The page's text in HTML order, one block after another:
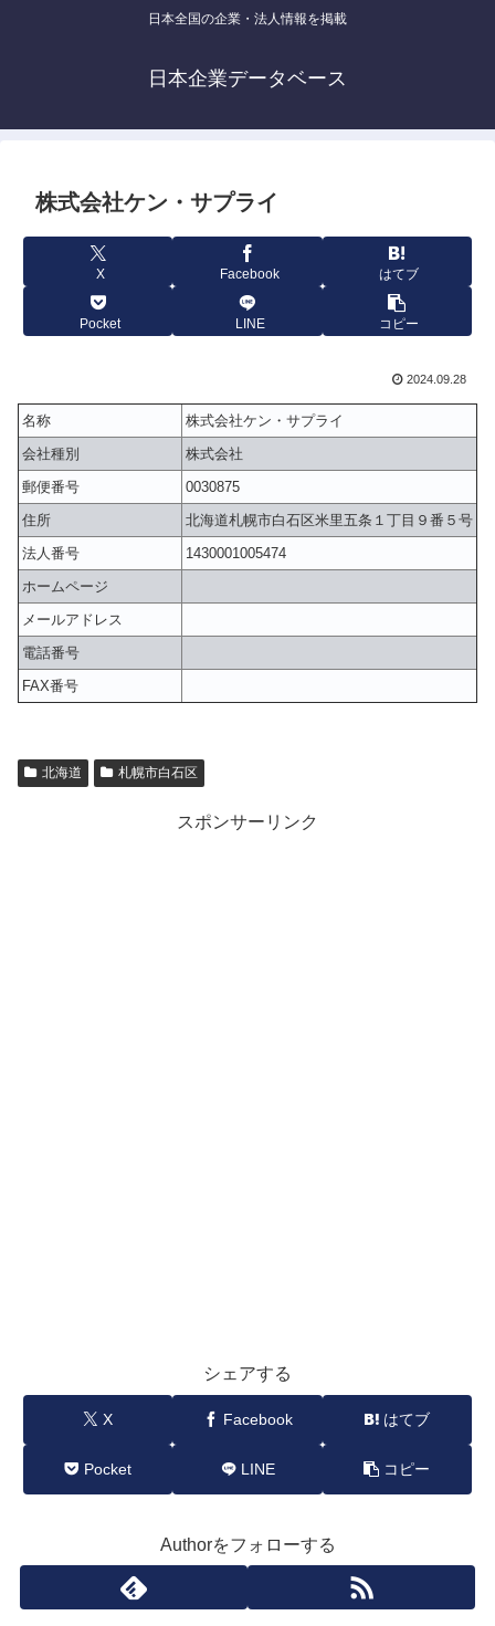
日本全国の企業・法人情報を掲載
日本企業データベース
株式会社ケン・サプライ
X Facebook はてブ
Pocket LINE コピー
2024.09.28
名称
株式会社ケン・サプライ
会社種別
株式会社
郵便番号
0030875
住所
北海道札幌市白石区米里五条１丁目９番５号
法人番号
1430001005474
ホームページ
メールアドレス
電話番号
FAX番号
北海道 札幌市白石区
スポンサーリンク
シェアする
X Facebook はてブ
Pocket LINE コピー
Authorをフォローする